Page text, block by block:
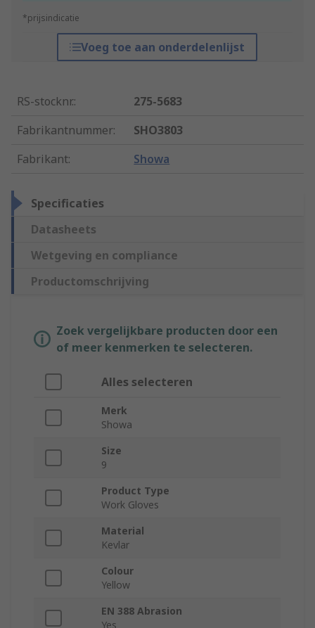
*prijsindicatie
Voeg toe aan onderdelenlijst
RS-stocknr.:
275-5683
Fabrikantnummer:
SHO3803
Fabrikant: Showa
Specificaties
Datasheets
Wetgeving en compliance
Productomschrijving
Zoek vergelijkbare producten door een
of meer kenmerken te selecteren.
Alles selecteren
Merk
Showa
Size
9
Product Type
Work Gloves
Material
Kevlar
Colour
Yellow
EN 388 Abrasion
Yes